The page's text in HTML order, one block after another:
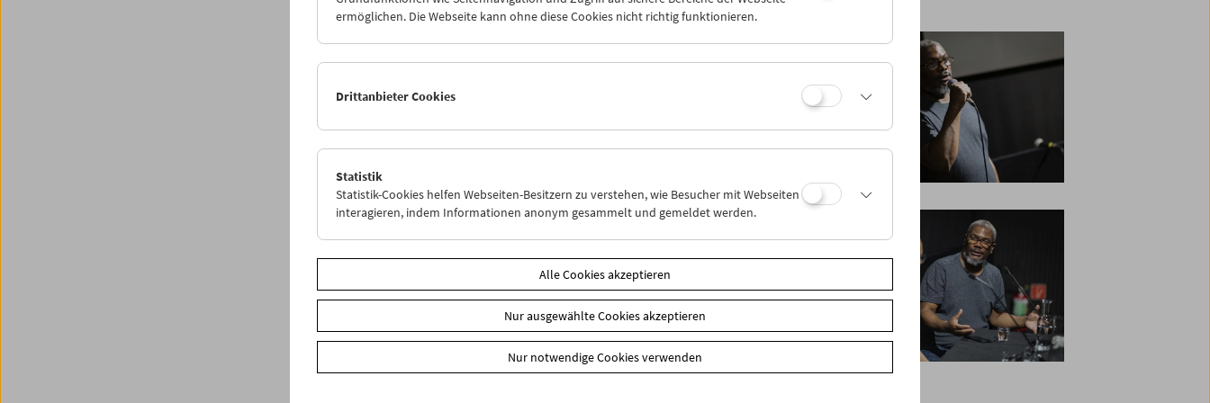
ProgrammMai / Juni 2025 - In Person
ermöglichen. Die Webseite kann ohne diese Cookies nicht richtig funktionieren.
Drittanbieter Cookies
Statistik
Statistik-Cookies helfen Webseiten-Besitzern zu verstehen, wie Besucher mit Webseiten
interagieren, indem Informationen anonym gesammelt und gemeldet werden.
Alle Cookies akzeptieren
Nur ausgewählte Cookies akzeptieren
Nur notwendige Cookies verwenden